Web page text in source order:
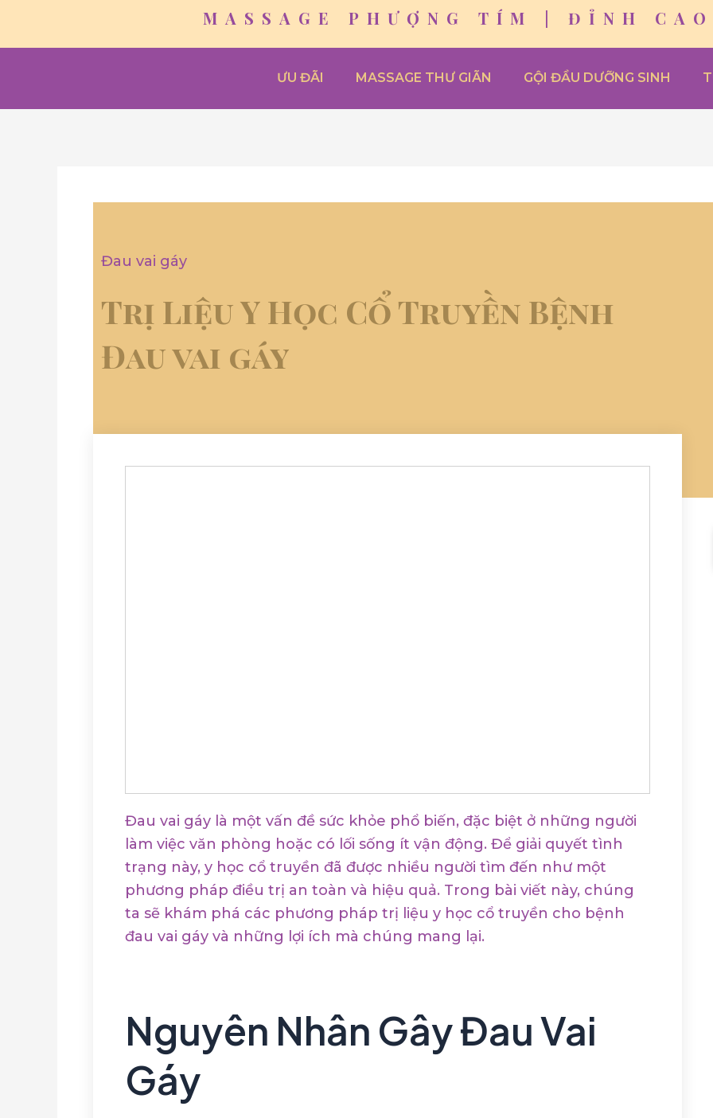
MASSAGE PHƯỢNG TÍM | ĐỈNH
ƯU ĐÃI MASSAGE THƯ GIÃN GỘI ĐẦU DƯỠNG SINH
Đau vai gáy
Trị Liệu Y Học Cổ Truyền Bệnh
Đau vai gáy
Đau vai gáy là một vấn đề sức khỏe phổ biến, đặc biệt ở những người
làm việc văn phòng hoặc có lối sống ít vận động. Để giải quyết tình
trạng này, y học cổ truyền đã được nhiều người tìm đến như một
phương pháp điều trị an toàn và hiệu quả. Trong bài viết này, chúng
ta sẽ khám phá các phương pháp trị liệu y học cổ truyền cho bệnh
đau vai gáy và những lợi ích mà chúng mang lại.
Nguyên Nhân Gây Đau Vai
Gáy